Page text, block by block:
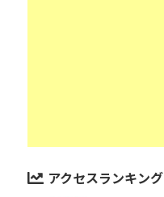
アクセスランキング